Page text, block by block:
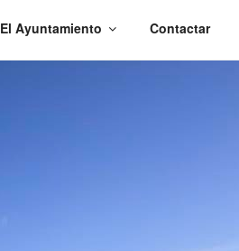
El Ayuntamiento Contactar